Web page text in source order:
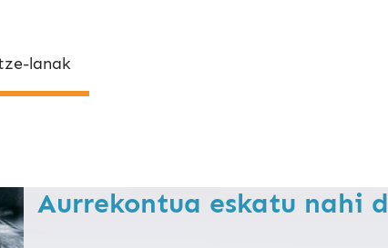
lanak
Aurrekontua eskatu nahi